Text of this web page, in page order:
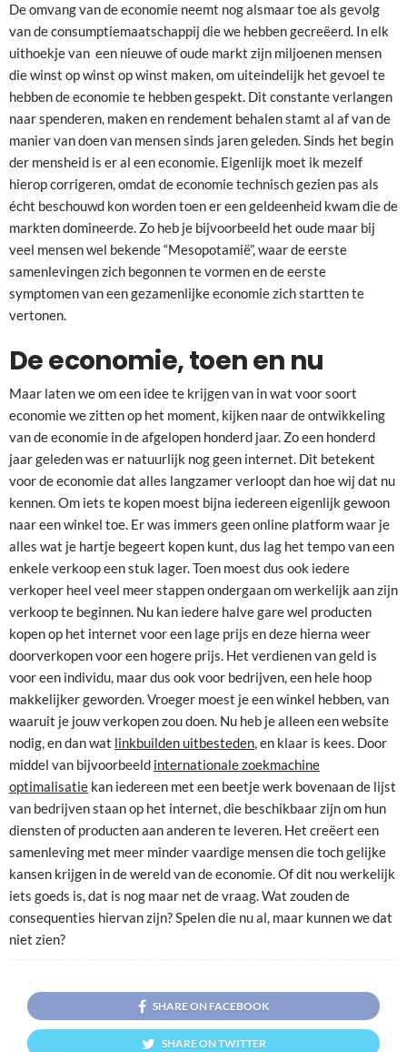
De omvang van de economie neemt nog alsmaar toe als gevolg
van de consumptiemaatschappij die we hebben gecreëerd. In elk
uithoekje van een nieuwe of oude markt zijn miljoenen mensen
die winst op winst op winst maken, om uiteindelijk het gevoel te
hebben de economie te hebben gespekt. Dit constante verlangen
naar spenderen, maken en rendement behalen stamt al af van de
manier van doen van mensen sinds jaren geleden. Sinds het begin
der mensheid is er al een economie. Eigenlijk moet ik mezelf
hierop corrigeren, omdat de economie technisch gezien pas als
écht beschouwd kon worden toen er een geldeenheid kwam die de
markten domineerde. Zo heb je bijvoorbeeld het oude maar bij
veel mensen wel bekende “Mesopotamië”, waar de eerste
samenlevingen zich begonnen te vormen en de eerste
symptomen van een gezamenlijke economie zich startten te
vertonen.
De economie, toen en nu
Maar laten we om een idee te krijgen van in wat voor soort
economie we zitten op het moment, kijken naar de ontwikkeling
van de economie in de afgelopen honderd jaar. Zo een honderd
jaar geleden was er natuurlijk nog geen internet. Dit betekent
voor de economie dat alles langzamer verloopt dan hoe wij dat nu
kennen. Om iets te kopen moest bijna iedereen eigenlijk gewoon
naar een winkel toe. Er was immers geen online platform waar je
alles wat je hartje begeert kopen kunt, dus lag het tempo van een
enkele verkoop een stuk lager. Toen moest dus ook iedere
verkoper heel veel meer stappen ondergaan om werkelijk aan zijn
verkoop te beginnen. Nu kan iedere halve gare wel producten
kopen op het internet voor een lage prijs en deze hierna weer
doorverkopen voor een hogere prijs. Het verdienen van geld is
voor een individu, maar dus ook voor bedrijven, een hele hoop
makkelijker geworden. Vroeger moest je een winkel hebben, van
waaruit je jouw verkopen zou doen. Nu heb je alleen een website
nodig, en dan wat linkbuilden uitbesteden, en klaar is kees. Door
middel van bijvoorbeeld internationale zoekmachine
optimalisatie kan iedereen met een beetje werk bovenaan de lijst
van bedrijven staan op het internet, die beschikbaar zijn om hun
diensten of producten aan anderen te leveren. Het creëert een
samenleving met meer minder vaardige mensen die toch gelijke
kansen krijgen in de wereld van de economie. Of dit nou werkelijk
iets goeds is, dat is nog maar net de vraag. Wat zouden de
consequenties hiervan zijn? Spelen die nu al, maar kunnen we dat
niet zien?
SHARE ON FACEBOOK
SHARE ON TWITTER